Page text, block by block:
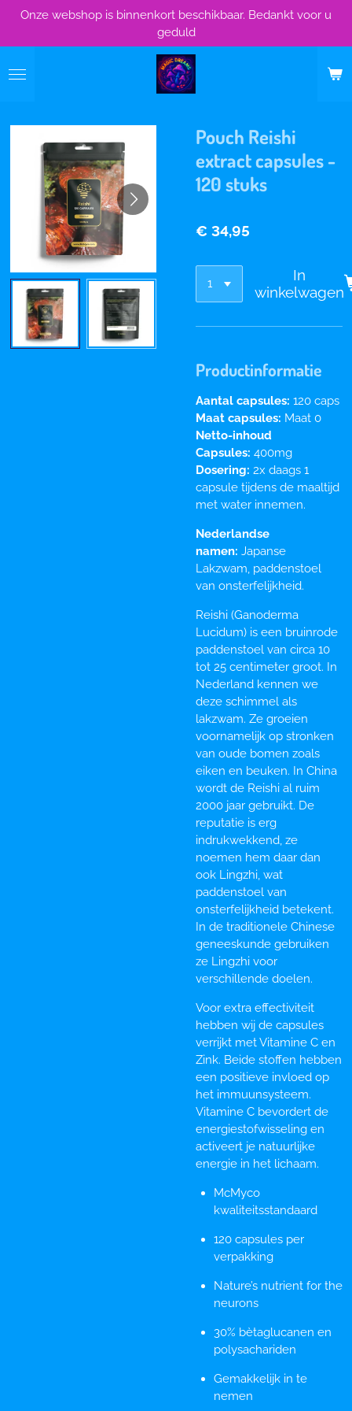
Ga
naar
de
Onze webshop is binnenkort beschikbaar. Bedankt voor u
geduld
Pouch Reishi
extract capsules -
120 stuks
€ 34,95
In
winkelwagen
Productinformatie
Aantal capsules: 120 caps
Maat capsules: Maat 0
Netto-inhoud
Capsules: 400mg
Dosering: 2x daags 1
capsule tijdens de maaltijd
met water innemen.
Nederlandse
namen: Japanse
Lakzwam, paddenstoel
van onsterfelijkheid.
Reishi (Ganoderma
Lucidum) is een bruinrode
paddenstoel van circa 10
tot 25 centimeter groot. In
Nederland kennen we
deze schimmel als
lakzwam. Ze groeien
voornamelijk op stronken
van oude bomen zoals
eiken en beuken. In China
wordt de Reishi al ruim
2000 jaar gebruikt. De
reputatie is erg
indrukwekkend, ze
noemen hem daar dan
ook Lingzhi, wat
paddenstoel van
onsterfelijkheid betekent.
In de traditionele Chinese
geneeskunde gebruiken
ze Lingzhi voor
verschillende doelen.
Voor extra effectiviteit
hebben wij de capsules
verrijkt met Vitamine C en
Zink. Beide stoffen hebben
een positieve invloed op
het immuunsysteem.
Vitamine C bevordert de
energiestofwisseling en
activeert je natuurlijke
energie in het lichaam.
McMyco
kwaliteitsstandaard
120 capsules per
verpakking
Nature’s nutrient for the
neurons
30% bètaglucanen en
polysachariden
Gemakkelijk in te
nemen